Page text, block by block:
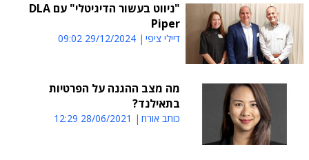
"ניווט בעשור הדיגיטלי" עם DLA
Piper
דיילי ציפי 29/12/2024 09:02
מה מצב ההגנה על הפרטיות
בתאילנד?
כותב אורח 28/06/2021 12:29